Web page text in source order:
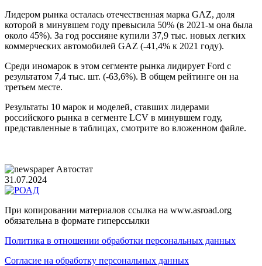
Лидером рынка осталась отечественная марка GAZ, доля
которой в минувшем году превысила 50% (в 2021-м она была
около 45%). За год россияне купили 37,9 тыс. новых легких
коммерческих автомобилей GAZ (-41,4% к 2021 году).
Среди иномарок в этом сегменте рынка лидирует Ford с
результатом 7,4 тыс. шт. (-63,6%). В общем рейтинге он на
третьем месте.
Результаты 10 марок и моделей, ставших лидерами
российского рынка в сегменте LCV в минувшем году,
представленные в таблицах, смотрите во вложенном файле.
Автостат
31.07.2024
При копировании материалов ссылка на www.asroad.org
обязательна в формате гиперссылки
Политика в отношении обработки персональных данных
Согласие на обработку персональных данных